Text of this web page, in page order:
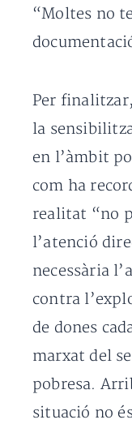
“Moltes no
Per
la
en l’àmbit
com ha
realitat “no
l’atenció
necessària
contra
de dones
marxat del
pobresa.
situació no